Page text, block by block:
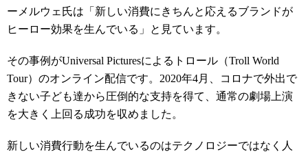
ーメルウェ氏は「新しい消費にきちんと応えるブランドが
ヒーロー効果を生んでいる」と見ています。
その事例がUniversal Picturesによるトロール（Troll World
Tour）のオンライン配信です。2020年4月、コロナで外出で
きない子ども達から圧倒的な支持を得て、通常の劇場上演
を大きく上回る成功を収めました。
新しい消費行動を生んでいるのはテクノロジーではなく人